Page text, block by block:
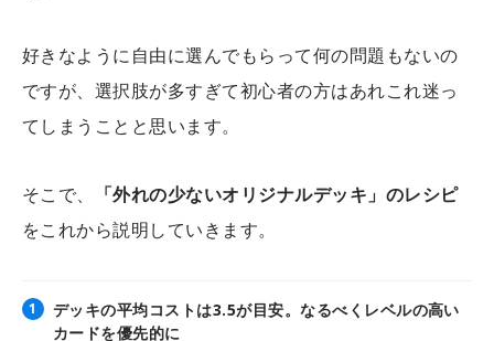
好きなように自由に選んでもらって何の問題もないの
ですが、選択肢が多すぎて初心者の方はあれこれ迷っ
てしまうことと思います。
そこで、
「外れの少ないオリジナルデッキ」のレシピ
をこれから説明していきます。
デッキの平均コストは3.5が目安。なるべくレベルの高い
カードを優先的に